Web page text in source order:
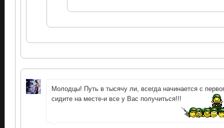
Молодцы! Путь в тысячу ли, всегда начинается с
сидите на месте-и все у Вас получиться!!!